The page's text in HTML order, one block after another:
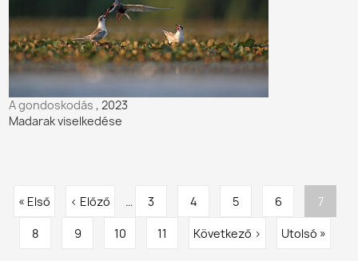
A gondoskodás, 2023
Madarak viselkedése
Oldalszámozás
Első
oldal
« Első Előző
oldal
‹ Előző … Oldal
3 Oldal
4 Oldal
5 Oldal
6
oldal
7
Oldal
8 Oldal
9 Oldal
10 Oldal
11 Következő
Következő › Utolsó
Utolsó »